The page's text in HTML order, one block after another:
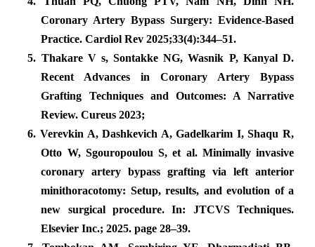
Coronary Artery Bypass Surgery: Evidence-Based
Practice. Cardiol Rev 2025;33(4):344–51.
5. Thakare V s, Sontakke NG, Wasnik P, Kanyal D.
Recent Advances in Coronary Artery Bypass
Grafting Techniques and Outcomes: A Narrative
Review. Cureus 2023;
6.Verevkin A, Dashkevich A, Gadelkarim I, Shaqu R,
Otto W, Sgouropoulou S, et al. Minimally invasive
coronary artery bypass grafting via left anterior
minithoracotomy: Setup, results, and evolution of a
new surgical procedure. In: JTCVS Techniques.
Elsevier Inc.; 2025. page 28–39.